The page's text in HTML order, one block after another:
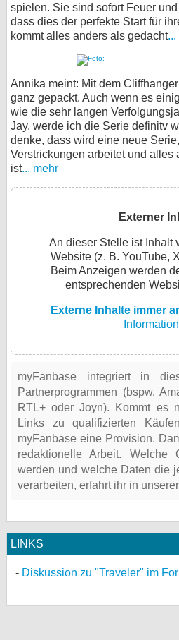
spielen. Sie sind sofort Feuer
dass dies der perfekte Start für
kommt alles anders als gedacht...
Annika meint: Mit dem
ganz gepackt. Auch wenn es
wie die sehr langen
Jay, werde ich die Serie definitv
denke, dass wird eine neue
Verstrickungen arbeitet und alles
ist... mehr
Externer
An dieser Stelle ist Inhalt
Website (z. B. YouTube,
Beim Anzeigen werden
entsprechenden
Externe Inhalte immer
myFanbase integriert in
Partnerprogrammen (bspw.
RTL+ oder Joyn). Kommt es
Links zu qualifizierten
myFanbase eine Provision.
redaktionelle Arbeit. Welche
werden und welche Daten die
verarbeiten, erfahrt ihr in unserer
LINKS
Diskussion zu "Traveler" im